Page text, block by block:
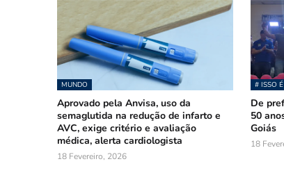
MUNDO
Aprovado pela Anvisa, uso da
semaglutida na redução de infarto e
AVC, exige critério e avaliação
médica, alerta cardiologista
18 Fevereiro, 2026
# ISSO
De
50
Goiás
18